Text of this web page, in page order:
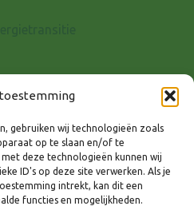
gebruiken wij technologieën zoals
op te slaan en/of te
deze technologieën kunnen wij
ID's op deze site verwerken. Als je
intrekt, kan dit een
functies en mogelijkheden.